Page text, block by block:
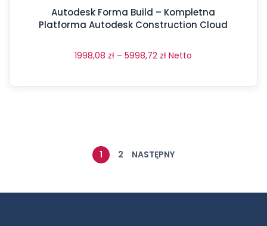
Autodesk Forma Build – Kompletna
Platforma Autodesk Construction Cloud
1998,08 zł – 5998,72 zł Netto
1 2 NASTĘPNY